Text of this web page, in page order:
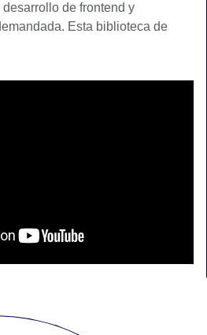
de frontend y
Esta biblioteca de